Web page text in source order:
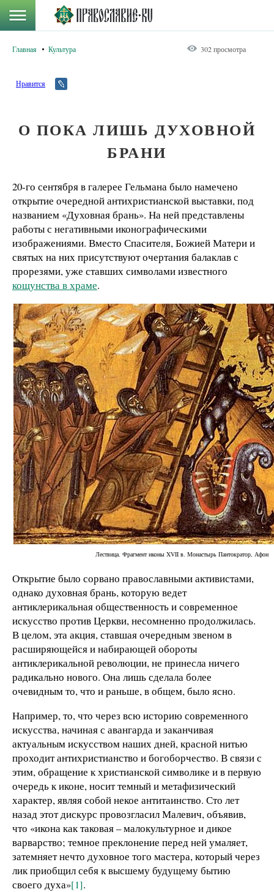
Главная Культура 302 просмотра
Нравится
О ПОКА ЛИШЬ ДУХОВНОЙ
БРАНИ
20-го сентября в галерее Гельмана было намечено
открытие очередной антихристианской выставки, под
названием «Духовная брань». На ней представлены
работы с негативными иконографическими
изображениями. Вместо Спасителя, Божией Матери и
святых на них присутствуют очертания балаклав с
прорезями, уже ставших символами известного
кощунства в храме.
Лествица. Фрагмент иконы XVII в. Монастырь Пантократор, Афон
Открытие было сорвано православными активистами,
однако духовная брань, которую ведет
антиклерикальная общественность и современное
искусство против Церкви, несомненно продолжилась.
В целом, эта акция, ставшая очередным звеном в
расширяющейся и набирающей обороты
антиклерикальной революции, не принесла ничего
радикально нового. Она лишь сделала более
очевидным то, что и раньше, в общем, было ясно.
Например, то, что через всю историю современного
искусства, начиная с авангарда и заканчивая
актуальным искусством наших дней, красной нитью
проходит антихристианство и богоборчество. В связи с
этим, обращение к христианской символике и в первую
очередь к иконе, носит темный и метафизический
характер, являя собой некое антитаинство. Сто лет
назад этот дискурс провозгласил Малевич, объявив,
что «икона как таковая – малокультурное и дикое
варварство; темное преклонение перед ней умаляет,
затемняет нечто духовное того мастера, который через
лик приобщил себя к высшему будущему бытию
своего духа»[1].